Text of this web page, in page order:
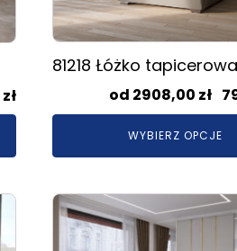
złZakres
cen:
2933,00 zł
6709,00 zł
81218 Łóżko
2908,00 zł
WYBIERZ OPCJE
można
wybrać
na
stronie
Ten
produkt